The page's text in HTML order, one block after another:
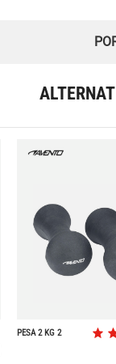
PESA 2 KG 2